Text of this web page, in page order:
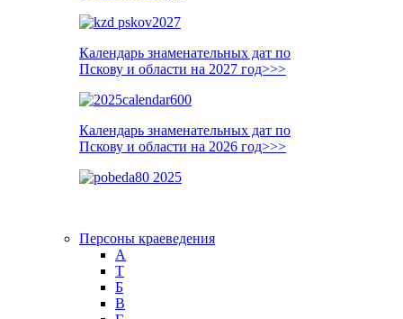
Календарь знаменательных дат по
Пскову и области на 2027 год>>>
Календарь знаменательных дат по
Пскову и области на 2026 год>>>
Персоны краеведения
А
T
Б
В